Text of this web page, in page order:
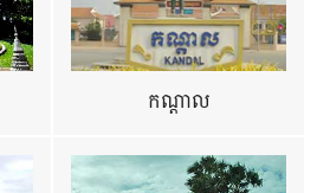
កណ្តាល